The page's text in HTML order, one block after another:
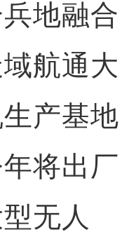
地融合
航通大
产基地
将出厂
无人